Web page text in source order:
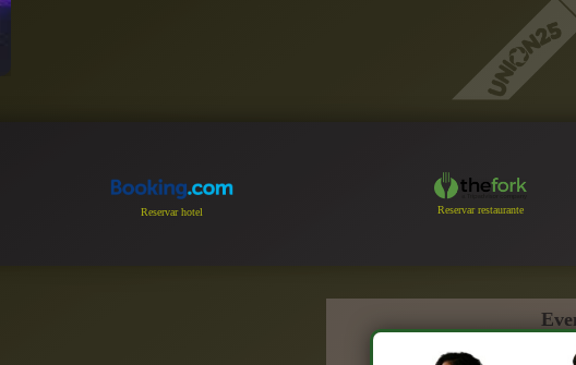
Reservar hotel
Reservar restaurante